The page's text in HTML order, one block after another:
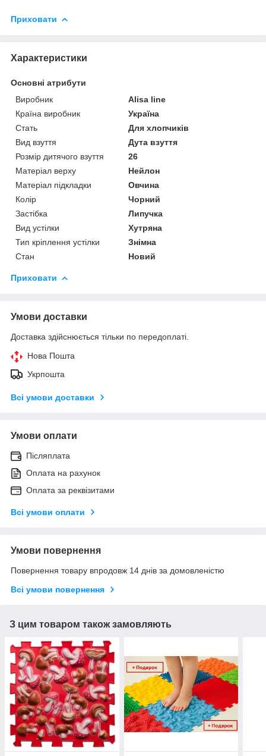
Приховати
Характеристики
Основні атрибути
Виробник
Alisa line
Країна виробник
Україна
Стать
Для хлопчиків
Вид взуття
Дута взуття
Розмір дитячого взуття
26
Матеріал верху
Нейлон
Матеріал підкладки
Овчина
Колір
Чорний
Застібка
Липучка
Вид устілки
Хутряна
Тип кріплення устілки
Знімна
Стан
Новий
Приховати
Умови доставки
Доставка здійснюється тільки по передоплаті.
Нова Пошта
Укрпошта
Всі умови доставки
Умови оплати
Післяплата
Оплата на рахунок
Оплата за реквізитами
Всі умови оплати
Умови повернення
Повернення товару впродовж 14 днів за домовленістю
Всі умови повернення
З цим товаром також замовляють